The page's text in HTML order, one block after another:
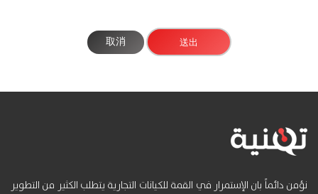
取消
نؤمن دائماً بان الإستمرار في القمة للكيانات التجارية يتطلب الكثير من التطوير